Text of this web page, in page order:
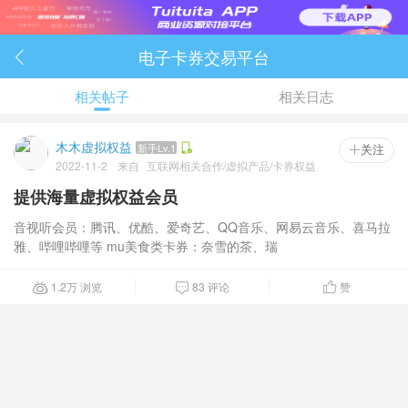
 电子卡券交易平台
相关帖子 相关日志
木木虚拟权益 新手Lv.1
2022-11-2 来自 互联网相关合作/虚拟产品/卡券权益
 关注
提供海量虚拟权益会员
音视听会员：腾讯、优酷、爱奇艺、QQ音乐、网易云音乐、喜马拉
雅、哔哩哔哩等 mu美食类卡券：奈雪的茶、瑞
 1.2万浏览  83 评论 赞